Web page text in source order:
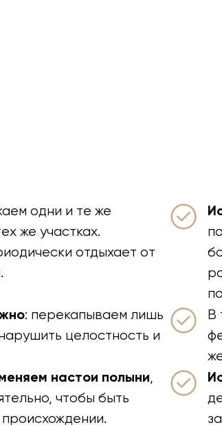
одни и те же
же участках.
отдыхает от
: перекапываем лишь
целостность и
В
настои полыни,
чтобы быть